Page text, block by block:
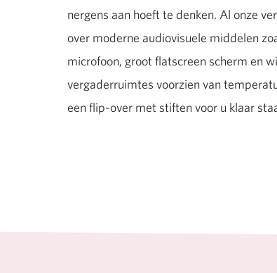
nergens aan hoeft te denken. Al onze
over moderne audiovisuele middelen
microfoon, groot flatscreen scherm en
vergaderruimtes voorzien van
een flip-over met stiften voor u klaar